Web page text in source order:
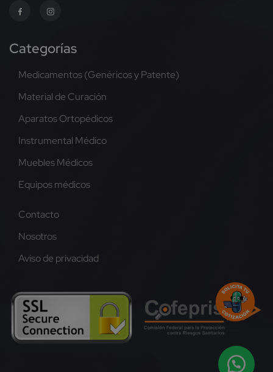
Categorías
Medicamentos (Genéricos y Patente)
Material de Curación
Aparatos Ortopédicos
Instrumental Médico
Muebles Médicos
Equipos médicos
Contacto
Nosotros
Aviso de privacidad